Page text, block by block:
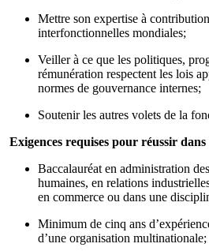
Mettre son expertise à
interfonctionnelles mondiales;
Veiller à ce que les politiques,
rémunération respectent les lois
normes de gouvernance internes;
Soutenir les autres volets de la
Exigences requises pour réussir dans
Baccalauréat en administration
humaines, en relations
en commerce ou dans une
Minimum de cinq ans
d’une organisation multinationale;